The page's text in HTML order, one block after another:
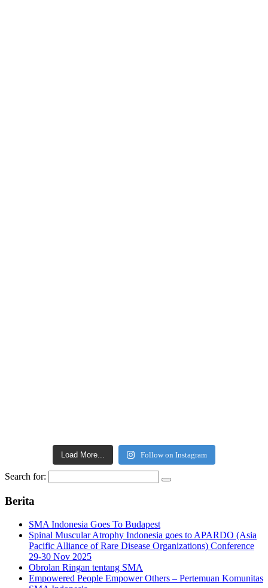
Load More... Follow on Instagram
Search for:
Berita
SMA Indonesia Goes To Budapest
Spinal Muscular Atrophy Indonesia goes to APARDO (Asia
Pacific Alliance of Rare Disease Organizations) Conference
29-30 Nov 2025
Obrolan Ringan tentang SMA
Empowered People Empower Others – Pertemuan Komunitas